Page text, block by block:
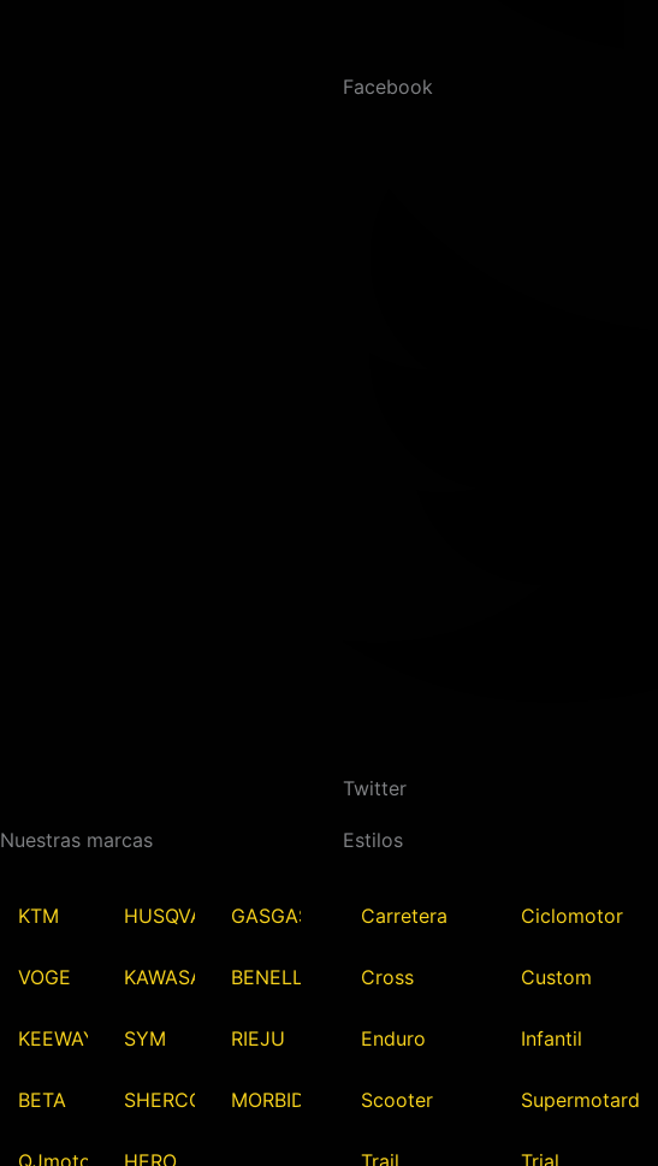
Facebook
Twitter
Nuestras marcas
KTM HUSQVARNAGASGAS
VOGE KAWASAKI BENELLI
KEEWAY SYM RIEJU
BETA SHERCO MORBIDELLI
QJmotor HERO
Estilos
Carretera Ciclomotor
Cross Custom
Enduro Infantil
Scooter Supermotard
Trail Trial